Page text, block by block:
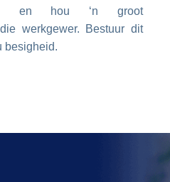
en hou ‘n groot
werkgewer. Bestuur dit
besigheid.